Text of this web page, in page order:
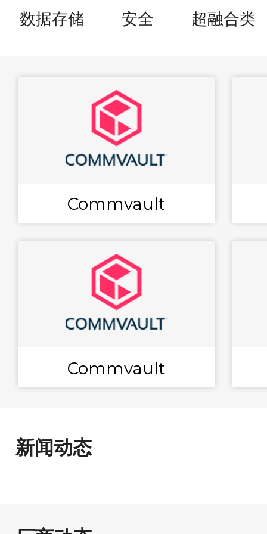
数据存储 安全 超融合类
Commvault
Commvault
新闻动态